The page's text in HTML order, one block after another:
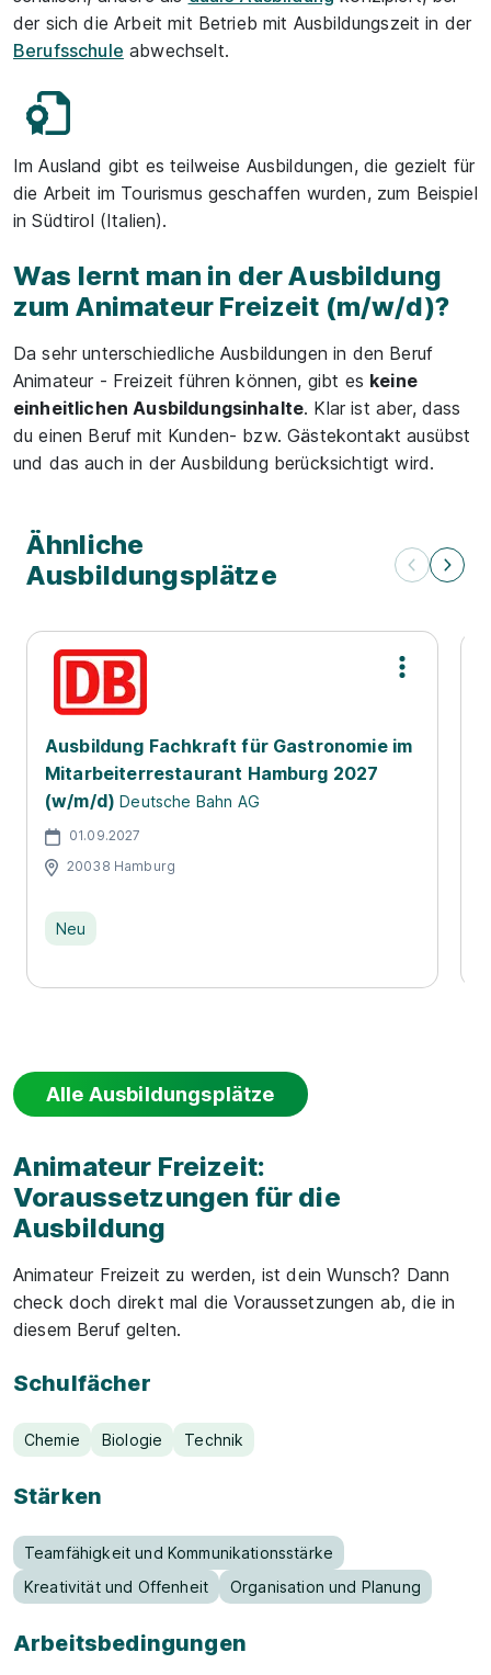
der sich die Arbeit mit Betrieb mit Ausbildungszeit in der
Berufsschule abwechselt.
Im Ausland gibt es teilweise Ausbildungen, die gezielt für
die Arbeit im Tourismus geschaffen wurden, zum Beispiel
in Südtirol (Italien).
Was lernt man in der Ausbildung
zum Animateur Freizeit (m/w/d)?
Da sehr unterschiedliche Ausbildungen in den Beruf
Animateur - Freizeit führen können, gibt es keine
einheitlichen Ausbildungsinhalte. Klar ist aber, dass
du einen Beruf mit Kunden- bzw. Gästekontakt ausübst
und das auch in der Ausbildung berücksichtigt wird.
Ähnliche
Ausbildungsplätze
Ausbildung Fachkraft für Gastronomie im
Mitarbeiterrestaurant Hamburg 2027
(w/m/d) Deutsche Bahn AG
01.09.2027
20038 Hamburg
Neu
Alle Ausbildungsplätze
Animateur Freizeit:
Voraussetzungen für die
Ausbildung
Animateur Freizeit zu werden, ist dein Wunsch? Dann
check doch direkt mal die Voraussetzungen ab, die in
diesem Beruf gelten.
Schulfächer
Chemie Biologie Technik
Stärken
Teamfähigkeit und Kommunikationsstärke
Kreativität und Offenheit
Organisation und Planung
Arbeitsbedingungen